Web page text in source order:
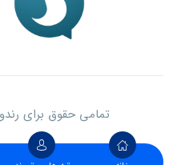
تمامی حقوق برای